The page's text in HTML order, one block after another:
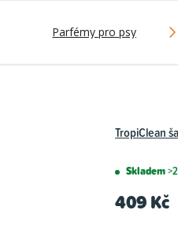
Parfémy pro psy
TropiClean
Skladem
409 Kč